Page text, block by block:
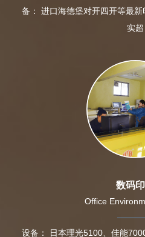
备： 进口海德堡对开四开等最
实超
数码
Office
设备： 日本理光5100、佳能